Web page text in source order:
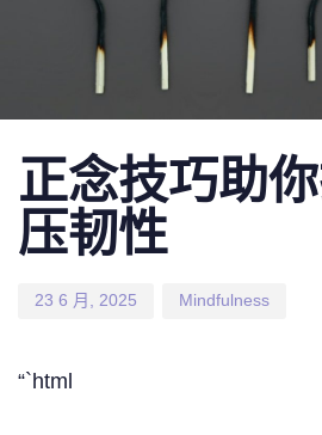
正念技巧助
压韧性
on:
23 6 月, 2025 Mindfulness
“`html